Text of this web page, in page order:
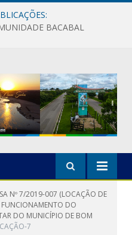
BACABAL
Nº 7/2019-007 (LOCAÇÃO DE
DO
DO MUNICÍPIO DE BOM
7